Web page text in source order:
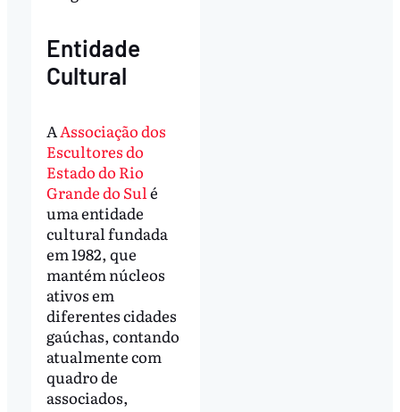
Entidade
Cultural
AAssociação dos
Escultores do
Estado do Rio
Grande do Sulé
uma entidade
cultural fundada
em 1982, que
mantém núcleos
ativos em
diferentes cidades
gaúchas, contando
atualmente com
quadro de
associados,